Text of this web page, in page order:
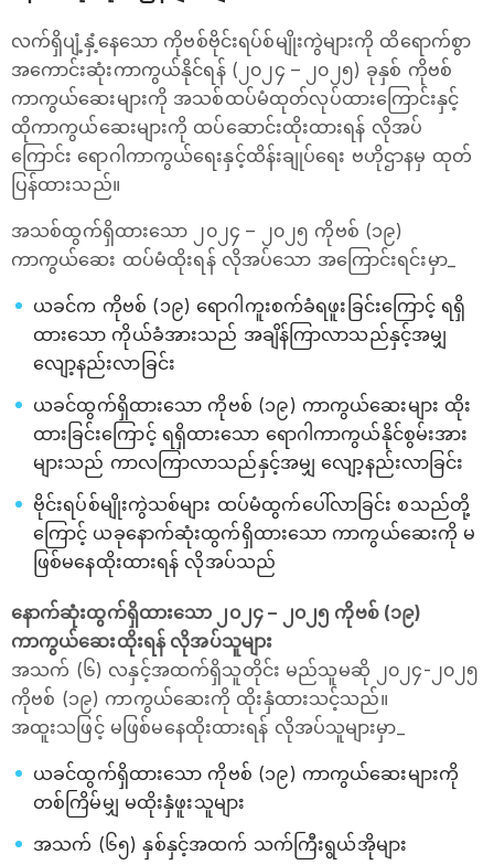
လက်ရှိပျံ့နှံ့နေသော ကိုဗစ်ဗိုင်းရပ်စ်မျိုးကွဲများကို ထိရောက်စွာ
အကောင်းဆုံးကာကွယ်နိုင်ရန် (၂၀၂၄ – ၂၀၂၅) ခုနှစ် ကိုဗစ်
ကာကွယ်ဆေးများကို အသစ်ထပ်မံထုတ်လုပ်ထားကြောင်းနှင့်
ထိုကာကွယ်ဆေးများကို ထပ်ဆောင်းထိုးထားရန် လိုအပ်
ကြောင်း ရောဂါကာကွယ်ရေးနှင့်ထိန်းချုပ်ရေး ဗဟိုဌာနမှ ထုတ်
ပြန်ထားသည်။
အသစ်ထွက်ရှိထားသော ၂၀၂၄ – ၂၀၂၅ ကိုဗစ် (၁၉)
ကာကွယ်ဆေး ထပ်မံထိုးရန် လိုအပ်သော အကြောင်းရင်းမှာ_
ယခင်က ကိုဗစ် (၁၉) ရောဂါကူးစက်ခံရဖူးခြင်းကြောင့် ရရှိ
ထားသော ကိုယ်ခံအားသည် အချိန်ကြာလာသည်နှင့်အမျှ
လျော့နည်းလာခြင်း
ယခင်ထွက်ရှိထားသော ကိုဗစ် (၁၉) ကာကွယ်ဆေးများ ထိုး
ထားခြင်းကြောင့် ရရှိထားသော ရောဂါကာကွယ်နိုင်စွမ်းအား
များသည် ကာလကြာလာသည်နှင့်အမျှ လျော့နည်းလာခြင်း
ဗိုင်းရပ်စ်မျိုးကွဲသစ်များ ထပ်မံထွက်ပေါ်လာခြင်း စသည်တို့
ကြောင့် ယခုနောက်ဆုံးထွက်ရှိထားသော ကာကွယ်ဆေးကို မ
ဖြစ်မနေထိုးထားရန် လိုအပ်သည်
နောက်ဆုံးထွက်ရှိထားသော ၂၀၂၄ – ၂၀၂၅ ကိုဗစ် (၁၉)
ကာကွယ်ဆေးထိုးရန် လိုအပ်သူများ
အသက် (၆) လနှင့်အထက်ရှိသူတိုင်း မည်သူမဆို ၂၀၂၄-၂၀၂၅
ကိုဗစ် (၁၉) ကာကွယ်ဆေးကို ထိုးနှံထားသင့်သည်။
အထူးသဖြင့် မဖြစ်မနေထိုးထားရန် လိုအပ်သူများမှာ_
ယခင်ထွက်ရှိထားသော ကိုဗစ် (၁၉) ကာကွယ်ဆေးများကို
တစ်ကြိမ်မျှ မထိုးနှံဖူးသူများ
အသက် (၆၅) နှစ်နှင့်အထက် သက်ကြီးရွယ်အိုများ